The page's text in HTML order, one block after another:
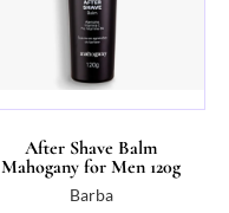
After Shave Balm
Mahogany for Men 120g
Barba
+ ADICIONAR